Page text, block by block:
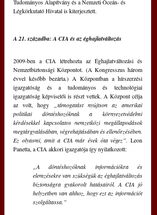
Tudományos Alapítvány és a Nemzeti Óceán- és
Légkörkutató Hivatal is kiterjesztett.
A 21. századba: A CIA és az éghajlatváltozás
2009-ben a CIA létrehozta az Éghajlatváltozási és
Nemzetbiztonsági Központot. (A Kongresszus három
évvel később bezárta.) A Központban a hírszerzési
igazgatóság és a tudományos és technológiai
igazgatóság képviselői is részt vettek. A Központ célja
az volt, hogy „támogatást nyújtson az amerikai
politikai döntéshozóknak a környezetvédelmi
kérdésekkel kapcsolatos nemzetközi megállapodások
megtárgyalásában, végrehajtásában és ellenőrzésében.
Ez olyasmi, amit a CIA már évek óta végez”. Leon
Panetta, a CIA akkori igazgatója így nyilatkozott:
„A döntéshozóknak információkra és
elemzésekre van szükségük az éghajlatváltozás
biztonságra gyakorolt hatásairól. A CIA jó
helyzetben van ahhoz, hogy ezt az információt
szolgáltassa.”